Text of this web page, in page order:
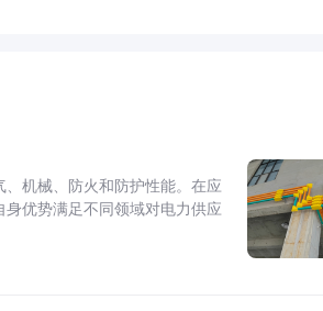
机械、防火和防护性能。在应
优势满足不同领域对电力供应